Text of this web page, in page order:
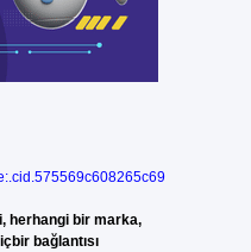
herhangi bir marka,
bağlantısı